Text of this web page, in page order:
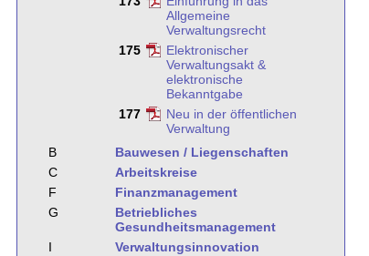
Allgemeine
Verwaltungsrecht
175
Elektronischer
Verwaltungsakt &
elektronische
Bekanntgabe
177
Neu in der öffentlichen
Verwaltung
B
Bauwesen / Liegenschaften
C
Arbeitskreise
F
Finanzmanagement
G
Betriebliches
Gesundheitsmanagement
I
Verwaltungsinnovation